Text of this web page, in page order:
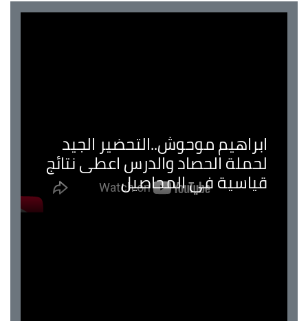
ابراهيم موحوش..التحضير الجيد
لحملة الحصاد والدرس اعطى نتائج
قياسية في المحاصيل